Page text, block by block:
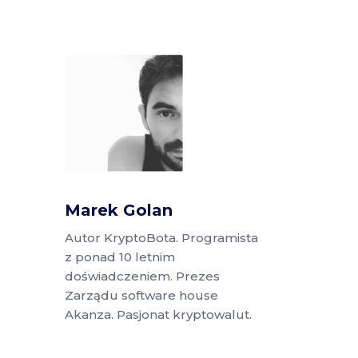
Marek Golan
Autor KryptoBota. Programista
z ponad 10 letnim
doświadczeniem. Prezes
Zarządu software house
Akanza. Pasjonat kryptowalut.